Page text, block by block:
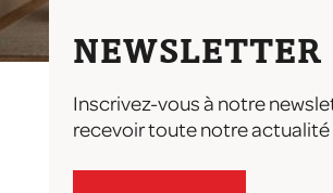
NEWSLETTER
Inscrivez-vous à notre
recevoir toute notre actualité